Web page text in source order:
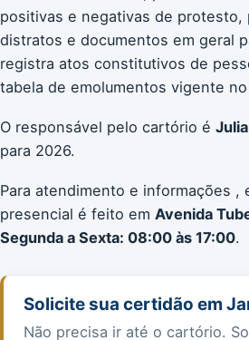
positivas e negativas de protesto,
distratos e documentos em geral
registra atos constitutivos de
tabela de emolumentos vigente
O responsável pelo cartório é
para 2026.
Para atendimento e informações
presencial é feito em Avenida
Segunda a Sexta: 08:00 às 17:00.
Solicite sua certidão em
Não precisa ir até o cartório.